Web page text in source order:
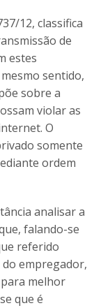
12, classifica
de
estes
sentido,
sobre a
violar as
O
somente
ordem
analisar a
falando-se
referido
empregador,
melhor
que é